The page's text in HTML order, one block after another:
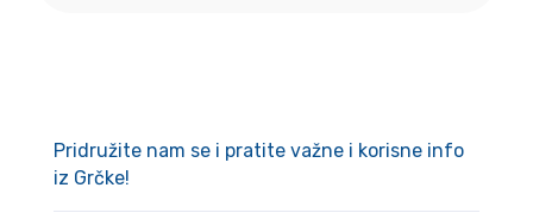
Pridružite nam se i pratite važne i korisne info
iz Grčke!